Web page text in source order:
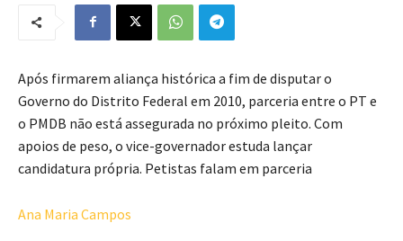
Após firmarem aliança histórica a fim de disputar o
Governo do Distrito Federal em 2010, parceria entre o PT e
o PMDB não está assegurada no próximo pleito. Com
apoios de peso, o vice-governador estuda lançar
candidatura própria. Petistas falam em parceria
Ana Maria Campos